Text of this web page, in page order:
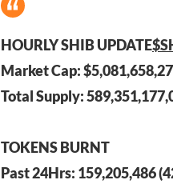
HOURLY SHIB UPDATE
Market Cap:
Total Supply:
TOKENS BURNT
Past 24Hrs: 159,205,486